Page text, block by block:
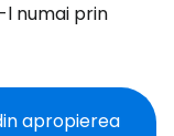
numai prin
apropierea